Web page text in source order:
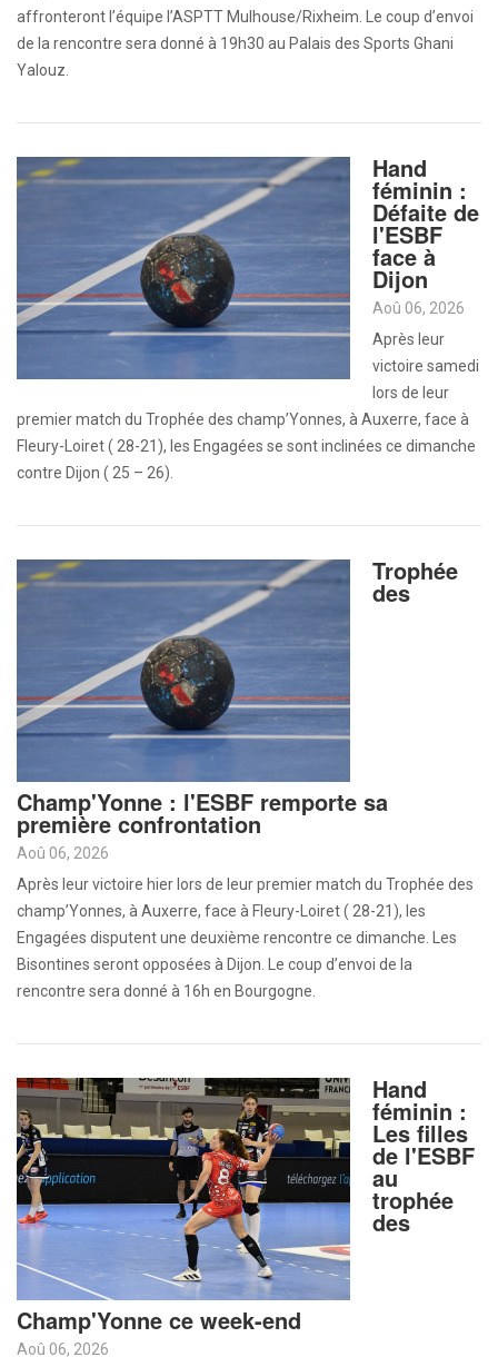
affronteront l’équipe l’ASPTT Mulhouse/Rixheim. Le coup d’envoi
de la rencontre sera donné à 19h30 au Palais des Sports Ghani
Yalouz.
Hand
féminin :
Défaite de
l'ESBF
face à
Dijon
Aoû 06, 2026
Après leur
victoire samedi
lors de leur
premier match du Trophée des champ’Yonnes, à Auxerre, face à
Fleury-Loiret ( 28-21), les Engagées se sont inclinées ce dimanche
contre Dijon ( 25 – 26).
Trophée
des
Champ'Yonne : l'ESBF remporte sa
première confrontation
Aoû 06, 2026
Après leur victoire hier lors de leur premier match du Trophée des
champ’Yonnes, à Auxerre, face à Fleury-Loiret ( 28-21), les
Engagées disputent une deuxième rencontre ce dimanche. Les
Bisontines seront opposées à Dijon. Le coup d’envoi de la
rencontre sera donné à 16h en Bourgogne.
Hand
féminin :
Les filles
de l'ESBF
au
trophée
des
Champ'Yonne ce week-end
Aoû 06, 2026